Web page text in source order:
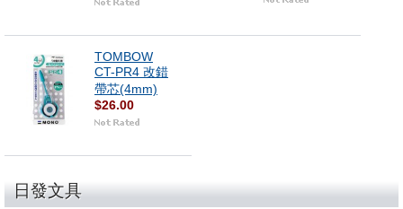
TOMBOW
CT-PR4 改錯
帶芯(4mm)
$26.00
日發文具